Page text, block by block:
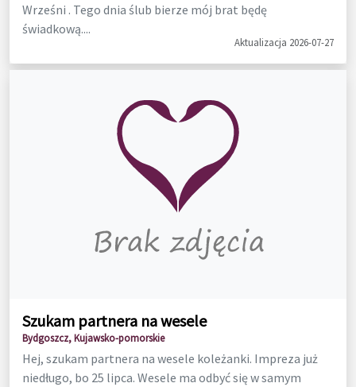
Wrześni . Tego dnia ślub bierze mój brat będę
świadkową....
Aktualizacja 2026-07-27
Szukam partnera na wesele
Bydgoszcz, Kujawsko-pomorskie
Hej, szukam partnera na wesele koleżanki. Impreza już
niedługo, bo 25 lipca. Wesele ma odbyć się w samym